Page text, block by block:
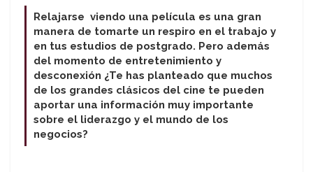
Relajarse viendo una película es una gran
manera de tomarte un respiro en el trabajo y
en tus estudios de postgrado. Pero además
del momento de entretenimiento y
desconexión ¿Te has planteado que muchos
de los grandes clásicos del cine te pueden
aportar una información muy importante
sobre el liderazgo y el mundo de los
negocios?